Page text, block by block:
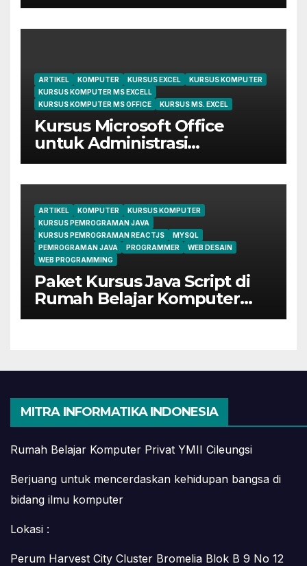
dari Dasar Sampai Mahir
ARTIKEL KOMPUTER KURSUS EXCEL
KURSUS KOMPUTER
KURSUS KOMPUTER MS EXCELL
KURSUS KOMPUTER MS OFFICE
KURSUS MS. EXCEL
Kursus Microsoft Office
untuk Administrasi
Perkantoran di Cileungsi
ARTIKEL KOMPUTER
KURSUS KOMPUTER
KURSUS PEMROGRAMAN JAVA
KURSUS PEMROGRAMAN REACTJS
MYSQL
PEMROGRAMAN JAVA
PROGRAMMER
WEB DESAIN
WEB PROGRAMMING
Paket Kursus Java Script di
Rumah Belajar Komputer
YMII Cileungsi
MITRA INFORMATIKA INDONESIA
Rumah Belajar Komputer Privat YMII Cileungsi
Berjuang untuk mencerdaskan kehidupan bangsa di
bidang ilmu komputer
Lokasi :
Perum Harvest City Cluster Bromelia Blok B 9 No 12